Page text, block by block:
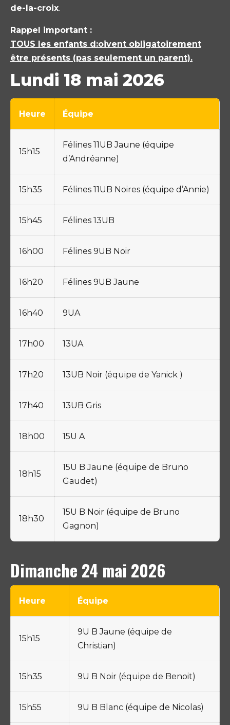
de-la-croix.
Rappel important :
TOUS les enfants d:oivent obligatoirement
être présents (pas seulement un parent).
Lundi 18 mai 2026
Heure Équipe
15h15
Félines 11UB Jaune (équipe
d’Andréanne)
15h35 Félines 11UB Noires (équipe d’Annie)
15h45 Félines 13UB
16h00 Félines 9UB Noir
16h20 Félines 9UB Jaune
16h40 9UA
17h00 13UA
17h20 13UB Noir (équipe de Yanick )
17h40 13UB Gris
18h00 15U A
18h15
15U B Jaune (équipe de Bruno
Gaudet)
18h30
15U B Noir (équipe de Bruno
Gagnon)
Dimanche 24 mai 2026
Heure Équipe
15h15
9U B Jaune (équipe de
Christian)
15h35 9U B Noir (équipe de Benoit)
15h55 9U B Blanc (équipe de Nicolas)